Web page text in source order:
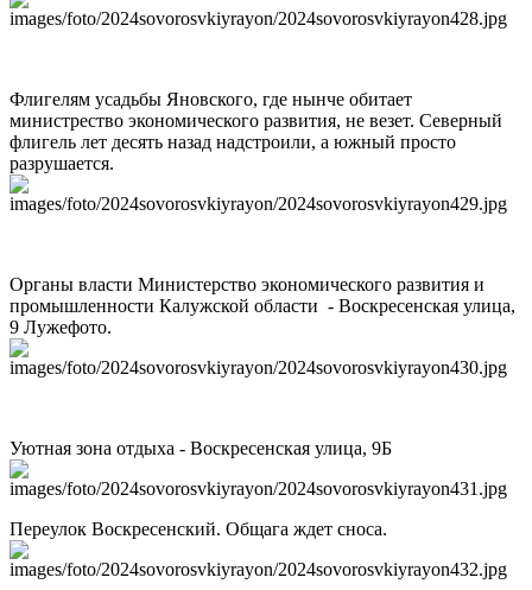
Флигелям усадьбы Яновского, где нынче обитает
министрество экономического развития, не везет. Северный
флигель лет десять назад надстроили, а южный просто
разрушается.
Органы власти Министерство экономического развития и
промышленности Калужской области - Воскресенская улица,
9 Лужефото.
Уютная зона отдыха - Воскресенская улица, 9Б
Переулок Воскресенский. Общага ждет сноса.